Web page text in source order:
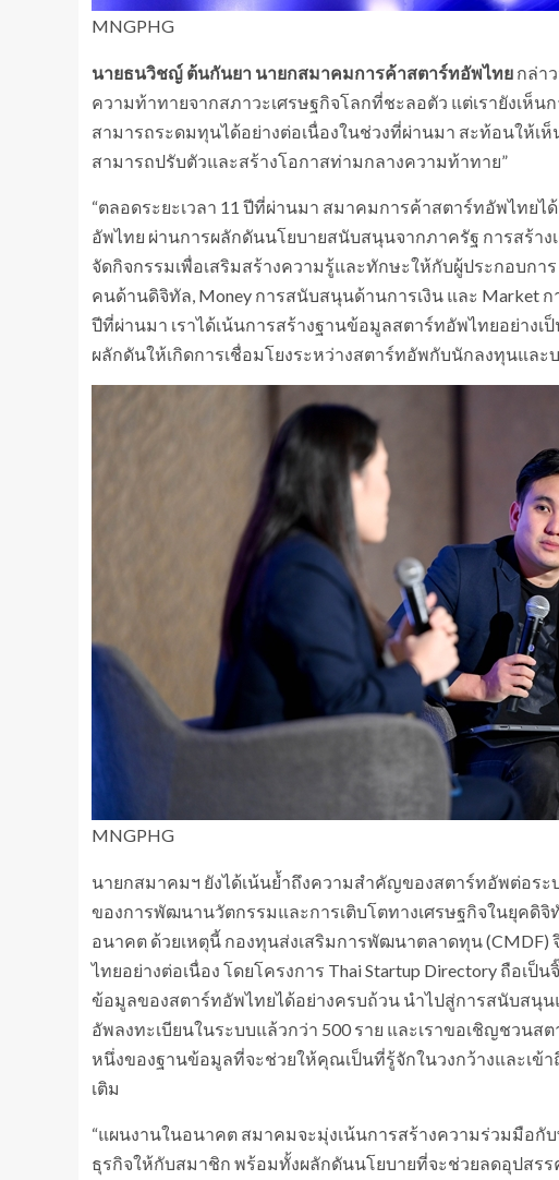
MNGPHG
นายธนวิชญ์ ต้นกันยา นายกสมาคมการค้าสตาร์ทอัพไทย กล่า
ความท้าทายจากสภาวะเศรษฐกิจโลกที่ชะลอตัว แต่เรายังเห็
สามารถระดมทุนได้อย่างต่อเนื่องในช่วงที่ผ่านมา สะท้อนให้
สามารถปรับตัวและสร้างโอกาสท่ามกลางความท้าทาย”
“ตลอดระยะเวลา 11 ปีที่ผ่านมา สมาคมการค้าสตาร์ทอัพไทย
อัพไทย ผ่านการผลักดันนโยบายสนับสนุนจากภาครัฐ การสร้า
จัดกิจกรรมเพื่อเสริมสร้างความรู้และทักษะให้กับผู้ประกอบกา
คนด้านดิจิทัล, Money การสนับสนุนด้านการเงิน และ Market
ปีที่ผ่านมา เราได้เน้นการสร้างฐานข้อมูลสตาร์ทอัพไทยอย่างเ
ผลักดันให้เกิดการเชื่อมโยงระหว่างสตาร์ทอัพกับนักลงทุนแล
MNGPHG
นายกสมาคมฯ ยังได้เน้นย้ำถึงความสำคัญของสตาร์ทอัพต่อร
ของการพัฒนานวัตกรรมและการเติบโตทางเศรษฐกิจในยุคดิ
อนาคต ด้วยเหตุนี้ กองทุนส่งเสริมการพัฒนาตลาดทุน
ไทยอย่างต่อเนื่อง โดยโครงการ Thai Startup Directory ถือเ
ข้อมูลของสตาร์ทอัพไทยได้อย่างครบถ้วน นำไปสู่การสนับส
อัพลงทะเบียนในระบบแล้วกว่า 500 ราย และเราขอเชิญชวนส
หนึ่งของฐานข้อมูลที่จะช่วยให้คุณเป็นที่รู้จักในวงกว้างและเข้
เติม
“แผนงานในอนาคต สมาคมจะมุ่งเน้นการสร้างความร่วมมือกั
ธุรกิจให้กับสมาชิก พร้อมทั้งผลักดันนโยบายที่จะช่วยลดอุปสรร